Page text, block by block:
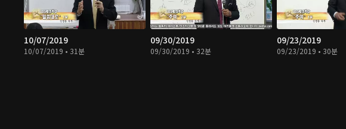
10/07/2019
10/07/2019 • 31분
09/30/2019
09/30/2019 • 32분
09/23/2019
09/23/2019 • 30분